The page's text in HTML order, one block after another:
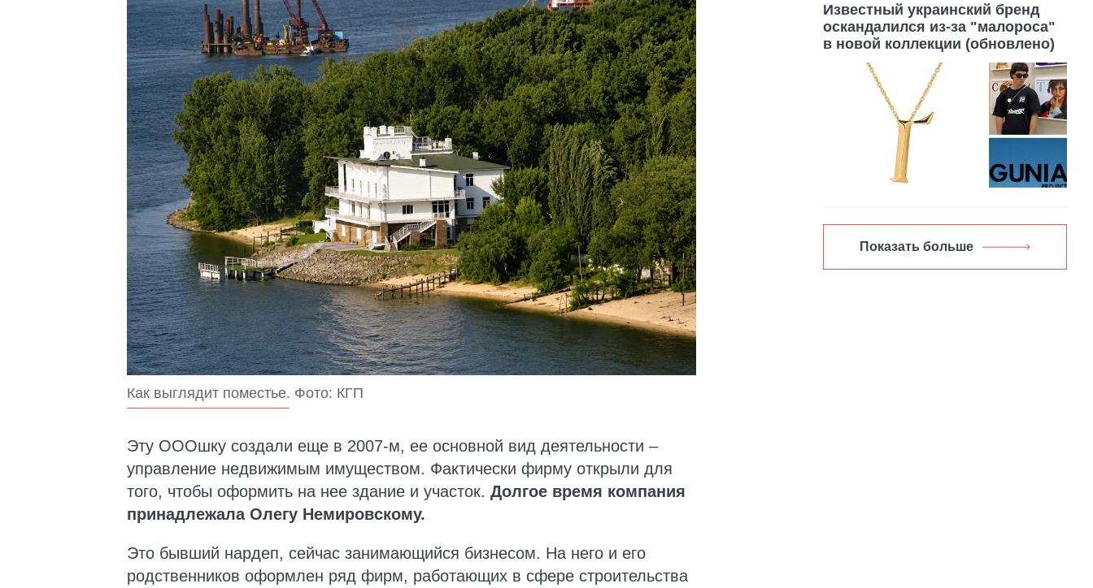
Как выглядит поместье. Фото: КГП
Эту ОООшку создали еще в 2007-м, ее основной вид деятельности –
управление недвижимым имуществом. Фактически фирму открыли для
того, чтобы оформить на нее здание и участок. Долгое время компания
принадлежала Олегу Немировскому.
Это бывший нардеп, сейчас занимающийся бизнесом. На него и его
родственников оформлен ряд фирм, работающих в сфере строительства
Известный украинский бренд
оскандалился из-за "малороса"
в новой коллекции (обновлено)
Показать больше